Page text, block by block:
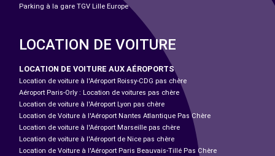
Parking à la gare TGV Lille Europe
LOCATION DE VOITURE
LOCATION DE VOITURE AUX AÉROPORTS
Location de voiture à l'Aéroport Roissy-CDG pas chère
Aéroport Paris-Orly : Location de voitures pas chère
Location de voiture à l'Aéroport Lyon pas chère
Location de Voiture à l'Aéroport Nantes Atlantique Pas Chère
Location de voiture à l'Aéroport Marseille pas chère
Location de voiture à l'Aéroport de Nice pas chère
Location de Voiture à l'Aéroport Paris Beauvais-Tillé Pas Chère